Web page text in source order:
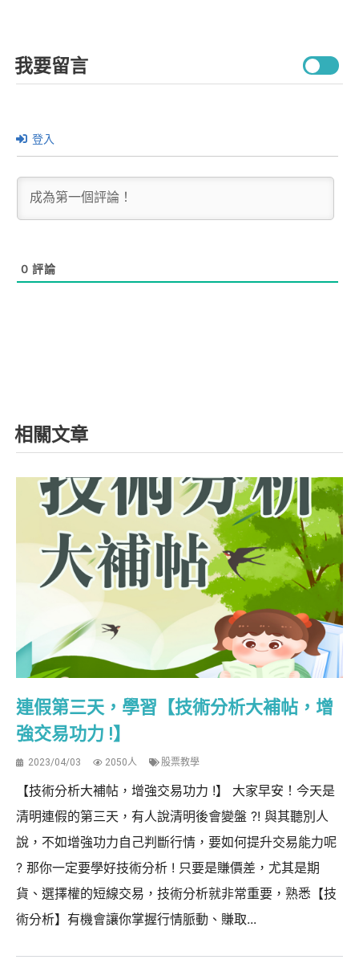
我要留言
登入
0 評論
相關文章
連假第三天，學習【技術分析大補帖，增
強交易功力 !】
2023/04/03 2050人 股票教學
【技術分析大補帖，增強交易功力 !】 大家早安！今天是
清明連假的第三天，有人說清明後會變盤 ?! 與其聽別人
說，不如增強功力自己判斷行情，要如何提升交易能力呢
? 那你一定要學好技術分析 ! 只要是賺價差，尤其是期
貨、選擇權的短線交易，技術分析就非常重要，熟悉【技
術分析】有機會讓你掌握行情脈動、賺取...